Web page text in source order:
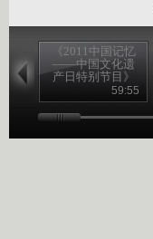
《2011中国记忆
——中国文化遗
产日特别节目》
20110611 （一）
59:55